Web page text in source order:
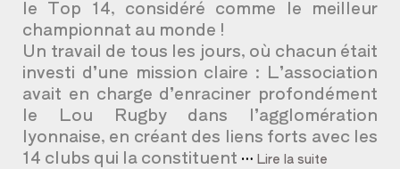
le Top 14, considéré comme le meilleur
championnat au monde !
Un travail de tous les jours, où chacun était
investi d’une mission claire : L’association
avait en charge d’enraciner profondément
le Lou Rugby dans l’agglomération
lyonnaise, en créant des liens forts avec les
14 clubs qui la constituent … Lire la suite